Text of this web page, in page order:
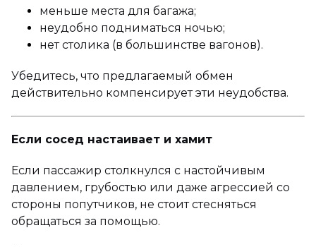
меньше места для багажа;
неудобно подниматься ночью;
нет столика (в большинстве вагонов).
Убедитесь, что предлагаемый обмен
действительно компенсирует эти неудобства.
Если сосед настаивает и хамит
Если пассажир столкнулся с настойчивым
давлением, грубостью или даже агрессией со
стороны попутчиков, не стоит стесняться
обращаться за помощью.